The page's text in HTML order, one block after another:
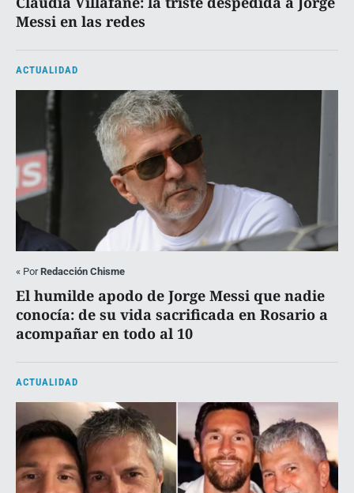
Messi en las redes
ACTUALIDAD
« PorRedacción Chisme
El humilde apodo de Jorge Messi que nadie
conocía: de su vida sacrificada en Rosario a
acompañar en todo al 10
ACTUALIDAD